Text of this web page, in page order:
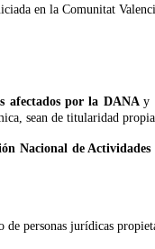
en la Comunitat
afectados por la DANAy
sean de titularidad
Nacional de Actividades
de personas jurídicas